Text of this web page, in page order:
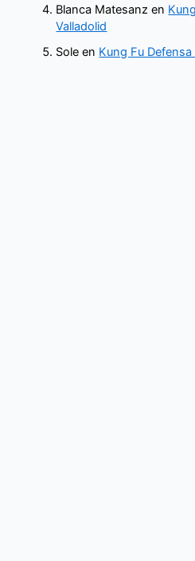
Blanca Matesanz en
Valladolid
Sole en Kung Fu